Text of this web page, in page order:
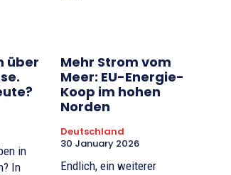
über
in
In
Mehr Strom vom
Meer: EU-Energie-
Koop im hohen
Norden
Deutschland
30 January 2026
Endlich, ein weiterer